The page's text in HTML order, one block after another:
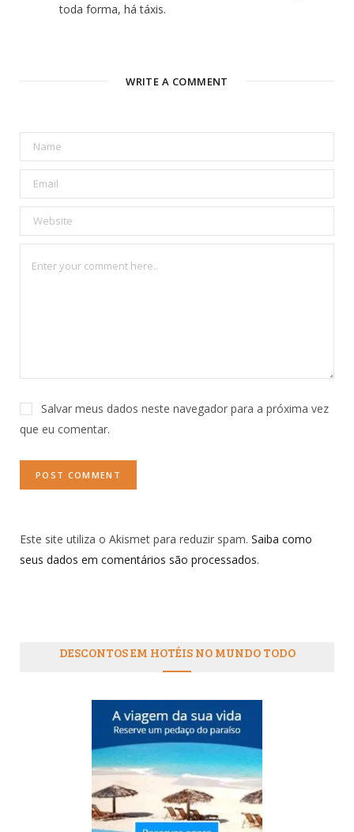
toda forma, há táxis.
WRITE A COMMENT
Salvar meus dados neste navegador para a próxima vez
que eu comentar.
Este site utiliza o Akismet para reduzir spam. Saiba como
seus dados em comentários são processados.
DESCONTOS EM HOTÉIS NO MUNDO TODO